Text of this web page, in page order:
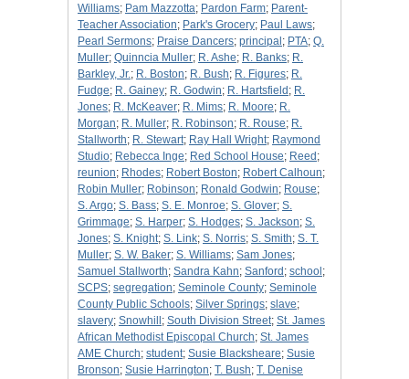
Williams; Pam Mazzotta; Pardon Farm; Parent-
Teacher Association; Park's Grocery; Paul Laws;
Pearl Sermons; Praise Dancers; principal ; PTA; Q.
Muller; Quinncia Muller; R. Ashe; R. Banks; R.
Barkley, Jr.; R. Boston; R. Bush; R. Figures; R.
Fudge; R. Gainey; R. Godwin; R. Hartsfield ; R.
Jones; R. McKeaver; R. Mims; R. Moore; R.
Morgan; R. Muller; R. Robinson; R. Rouse; R.
Stallworth; R. Stewart; Ray Hall Wright; Raymond
Studio; Rebecca Inge; Red School House; Reed ;
reunion; Rhodes; Robert Boston; Robert Calhoun;
Robin Muller; Robinson; Ronald Godwin; Rouse;
S. Argo; S. Bass; S. E. Monroe; S. Glover; S.
Grimmage; S. Harper; S. Hodges; S. Jackson; S.
Jones; S. Knight; S. Link; S. Norris; S. Smith; S. T.
Muller; S. W. Baker; S. Williams; Sam Jones;
Samuel Stallworth; Sandra Kahn; Sanford ; school ;
SCPS; segregation; Seminole County; Seminole
County Public Schools; Silver Springs; slave;
slavery; Snowhill ; South Division Street; St. James
African Methodist Episcopal Church; St. James
AME Church; student; Susie Blacksheare; Susie
Bronson; Susie Harrington; T. Bush; T. Denise